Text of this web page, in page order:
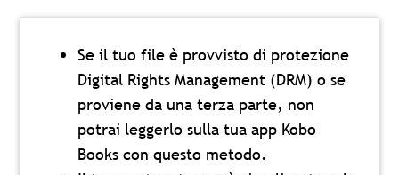
Se il tuo file è provvisto di protezione
Digital Rights Management (DRM) o se
proviene da una terza parte, non
potrai leggerlo sulla tua app Kobo
Books con questo metodo.